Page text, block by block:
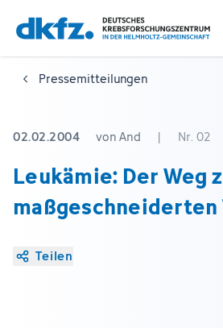
Zum
Hauptinhalt
springen
Zur
Fußzeile
springen
Pressemitteilungen
02.02.2004 von And | Nr. 02
Leukämie: Der Weg
maßgeschneiderten
Teilen